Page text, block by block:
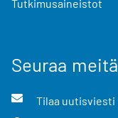
Tutkimusaineistot
Seuraa meitä
Tilaa uutisviesti